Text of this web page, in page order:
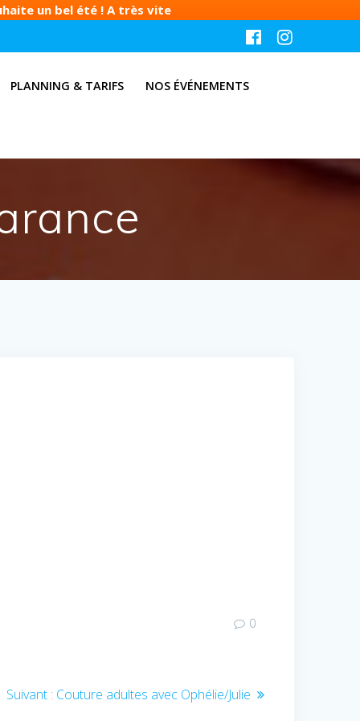
un bel été ! A très vite
PLANNING & TARIFS NOS ÉVÉNEMENTS
0
Suivant : Article
Couture adultes avec Ophélie/Julie